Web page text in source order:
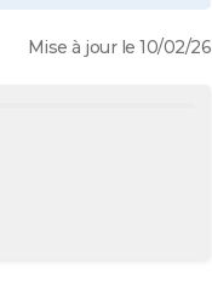
Mise à jour le 10/02/26